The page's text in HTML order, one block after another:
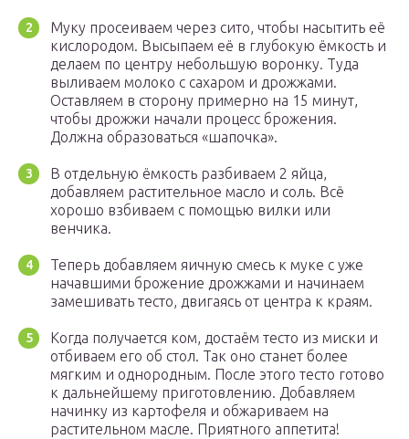
Муку просеиваем через сито, чтобы насытить её
кислородом. Высыпаем её в глубокую ёмкость и
делаем по центру небольшую воронку. Туда
выливаем молоко с сахаром и дрожжами.
Оставляем в сторону примерно на 15 минут,
чтобы дрожжи начали процесс брожения.
Должна образоваться «шапочка».
В отдельную ёмкость разбиваем 2 яйца,
добавляем растительное масло и соль. Всё
хорошо взбиваем с помощью вилки или
венчика.
Теперь добавляем яичную смесь к муке с уже
начавшими брожение дрожжами и начинаем
замешивать тесто, двигаясь от центра к краям.
Когда получается ком, достаём тесто из миски и
отбиваем его об стол. Так оно станет более
мягким и однородным. После этого тесто готово
к дальнейшему приготовлению. Добавляем
начинку из картофеля и обжариваем на
растительном масле. Приятного аппетита!